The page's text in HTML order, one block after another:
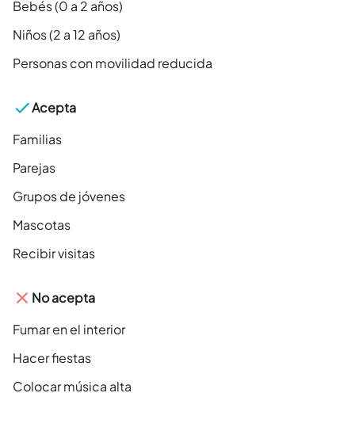
Bebés (0 a 2 años)
Niños (2 a 12 años)
Personas con movilidad reducida
Acepta
Familias
Parejas
Grupos de jóvenes
Mascotas
Recibir visitas
No acepta
Fumar en el interior
Hacer fiestas
Colocar música alta